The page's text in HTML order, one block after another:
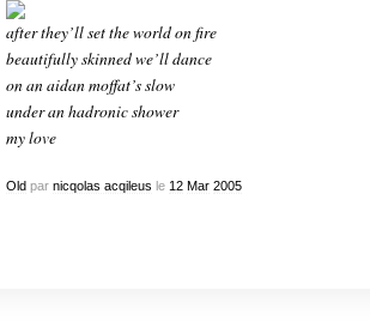
after they’ll set the world on fire
beautifully skinned we’ll dance
on an aidan moffat’s slow
under an hadronic shower
my love
Oldpar nicqolas acqileus le 12 Mar 2005